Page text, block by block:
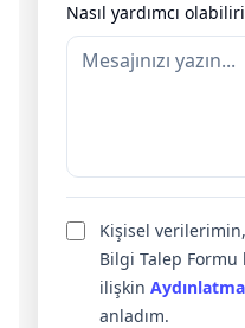
Nasıl yardımcı
Kişisel
Bilgi Talep Formu
ilişkin
anladım.